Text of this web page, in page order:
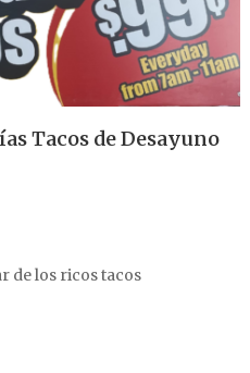
Tacos de Desayuno
de los ricos tacos